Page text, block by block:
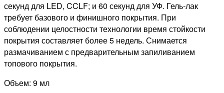
секунд для LED, CCLF; и 60 секунд для УФ. Гель-лак
требует базового и финишного покрытия. При
соблюдении целостности технологии время стойкости
покрытия составляет более 5 недель. Снимается
размачиванием с предварительным запиливанием
топового покрытия.
Объем: 9 мл